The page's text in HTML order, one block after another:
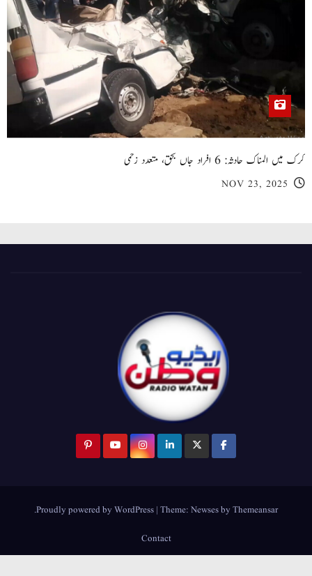
کرک میں المناک حادثہ: 6 افراد جاں بحق، متعدد زخمی
NOV 23, 2025
Proudly powered by WordPress |Theme:NewsesbyThemeansar
.
Contact